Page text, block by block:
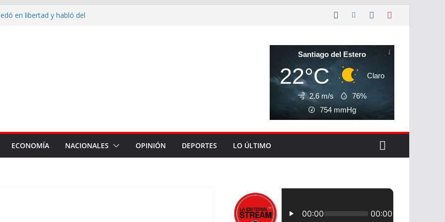
en libertad y habló del
Santiago del Estero
22°C Claro
2.6 m/s
76%
754 mmHg
ECONOMÍA NACIONALES OPINIÓN DEPORTES LO ÚLTIMO